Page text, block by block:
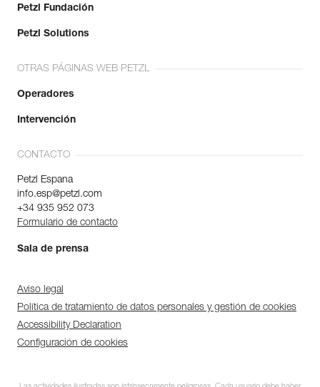
Petzl Fundación
Petzl Solutions
OTRAS PÁGINAS WEB PETZL
Operadores
Intervención
CONTACTO
Petzl Espana
info.esp@petzl.com
+34 935 952 073
Formulario de contacto
Sala de prensa
Aviso legal
Política de tratamiento de datos personales y gestión de cookies
Accessibility Declaration
Configuración de cookies